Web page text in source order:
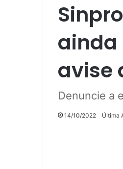
ainda
avise
Denuncie a
14/10/2022 Última